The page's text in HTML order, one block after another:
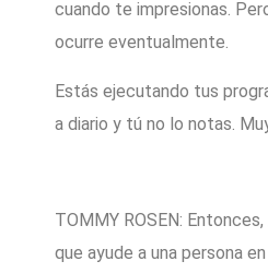
cuando te impresionas.
ocurre eventualmente.
Estás ejecutando tus
a diario y tú no lo notas.
TOMMY ROSEN:
que ayude a una persona